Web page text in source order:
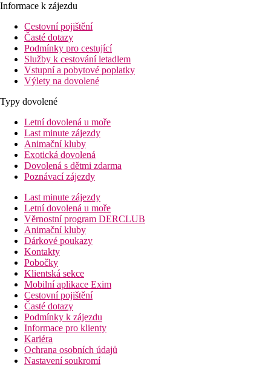
Informace k zájezdu
Cestovní pojištění
Časté dotazy
Podmínky pro cestující
Služby k cestování letadlem
Vstupní a pobytové poplatky
Výlety na dovolené
Typy dovolené
Letní dovolená u moře
Last minute zájezdy
Animační kluby
Exotická dovolená
Dovolená s dětmi zdarma
Poznávací zájezdy
Last minute zájezdy
Letní dovolená u moře
Věrnostní program DERCLUB
Animační kluby
Dárkové poukazy
Kontakty
Pobočky
Klientská sekce
Mobilní aplikace Exim
Cestovní pojištění
Časté dotazy
Podmínky k zájezdu
Informace pro klienty
Kariéra
Ochrana osobních údajů
Nastavení soukromí